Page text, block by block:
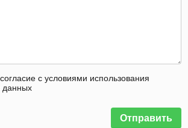
с условиями использования
данных
Отправить